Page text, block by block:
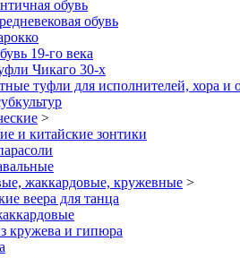
обувь
обувь
19-го века
Чикаго 30-х
туфли для исполнителей, хора и
>
и китайские зонтики
жаккардовые, кружевные >
веера для танца
кружева и гипюра